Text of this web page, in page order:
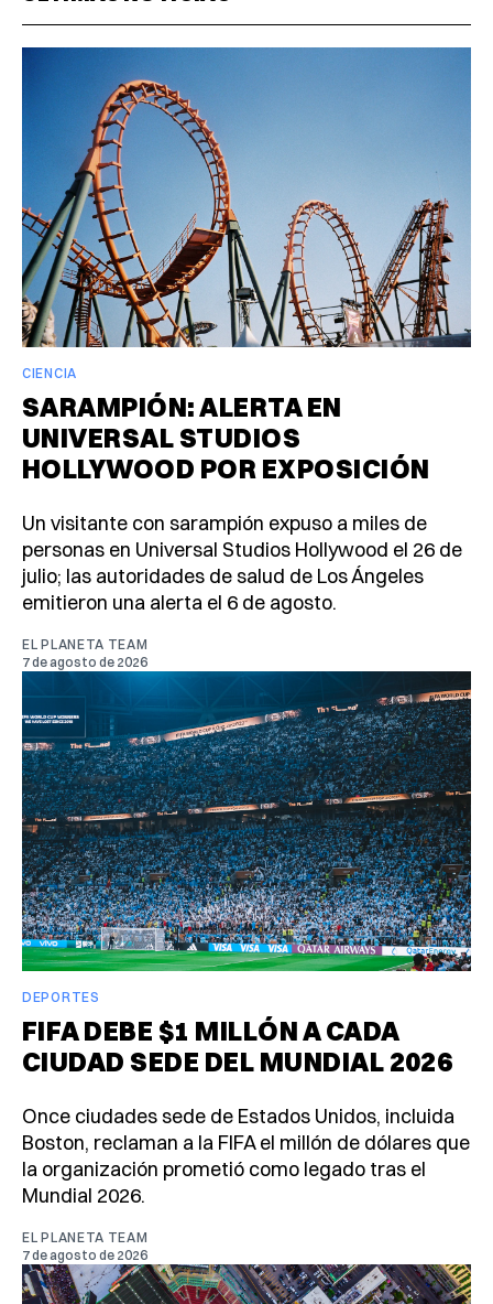
CIENCIA
SARAMPIÓN: ALERTA EN
UNIVERSAL STUDIOS
HOLLYWOOD POR EXPOSICIÓN
Un visitante con sarampión expuso a miles de
personas en Universal Studios Hollywood el 26 de
julio; las autoridades de salud de Los Ángeles
emitieron una alerta el 6 de agosto.
EL PLANETA TEAM
7 de agosto de 2026
DEPORTES
FIFA DEBE $1 MILLÓN A CADA
CIUDAD SEDE DEL MUNDIAL 2026
Once ciudades sede de Estados Unidos, incluida
Boston, reclaman a la FIFA el millón de dólares que
la organización prometió como legado tras el
Mundial 2026.
EL PLANETA TEAM
7 de agosto de 2026